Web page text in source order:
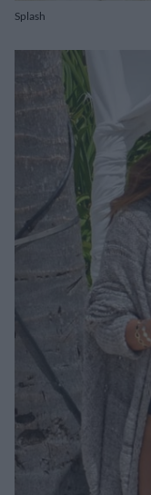
Splash